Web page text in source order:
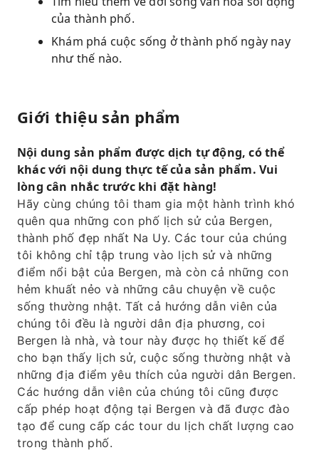
của thành phố.
Khám phá cuộc sống ở thành phố ngày nay
như thế nào.
Giới thiệu sản phẩm
Nội dung sản phẩm được dịch tự động, có thể
khác với nội dung thực tế của sản phẩm. Vui
lòng cân nhắc trước khi đặt hàng!
Hãy cùng chúng tôi tham gia một hành trình khó
quên qua những con phố lịch sử của Bergen,
thành phố đẹp nhất Na Uy. Các tour của chúng
tôi không chỉ tập trung vào lịch sử và những
điểm nổi bật của Bergen, mà còn cả những con
hẻm khuất nẻo và những câu chuyện về cuộc
sống thường nhật. Tất cả hướng dẫn viên của
chúng tôi đều là người dân địa phương, coi
Bergen là nhà, và tour này được họ thiết kế để
cho bạn thấy lịch sử, cuộc sống thường nhật và
những địa điểm yêu thích của người dân Bergen.
Các hướng dẫn viên của chúng tôi cũng được
cấp phép hoạt động tại Bergen và đã được đào
tạo để cung cấp các tour du lịch chất lượng cao
trong thành phố.